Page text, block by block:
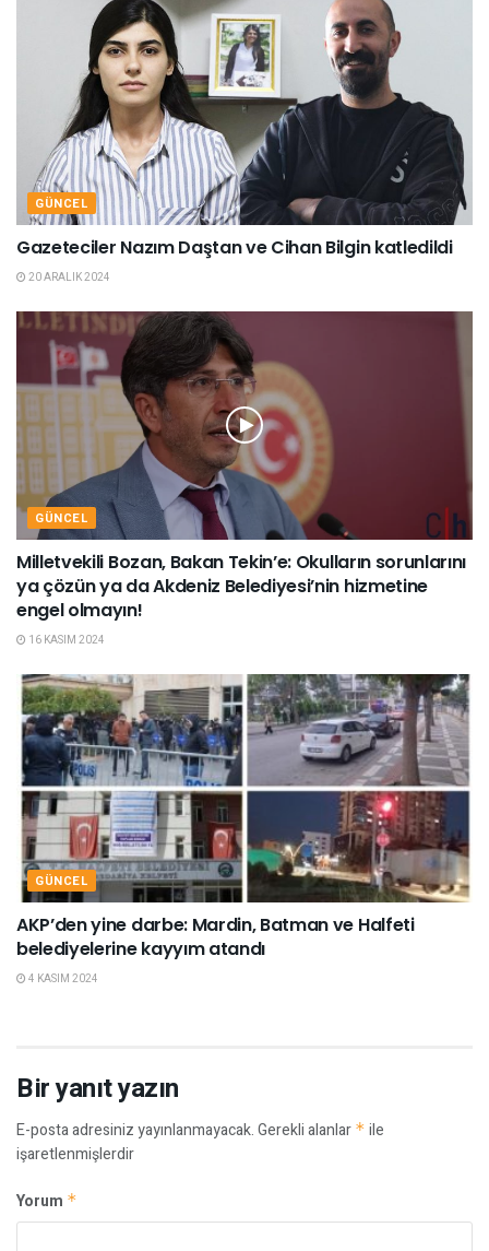
GÜNCEL
Gazeteciler Nazım Daştan ve Cihan Bilgin katledildi
20 ARALIK 2024
GÜNCEL
Milletvekili Bozan, Bakan Tekin’e: Okulların sorunlarını
ya çözün ya da Akdeniz Belediyesi’nin hizmetine
engel olmayın!
16 KASIM 2024
GÜNCEL
AKP’den yine darbe: Mardin, Batman ve Halfeti
belediyelerine kayyım atandı
4 KASIM 2024
Bir yanıt yazın
E-posta adresiniz yayınlanmayacak.Gerekli alanlar * ile
işaretlenmişlerdir
Yorum *